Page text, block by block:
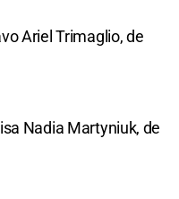
Ariel Trimaglio, de
Nadia Martyniuk, de